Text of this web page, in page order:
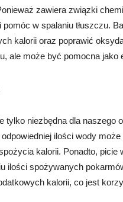
zawiera związki
pomóc w spalaniu tłuszczu.
kalorii oraz poprawić
ale może być pomocna
tylko niezbędna dla naszego
ilości wody
kalorii. Ponadto,
ilości spożywanych
kalorii, co jest